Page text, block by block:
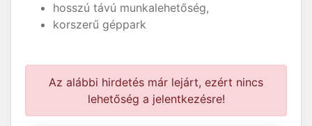
hosszú távú munkalehetőség,
korszerű géppark
Az alábbi hirdetés már lejárt, ezért nincs
lehetőség a jelentkezésre!